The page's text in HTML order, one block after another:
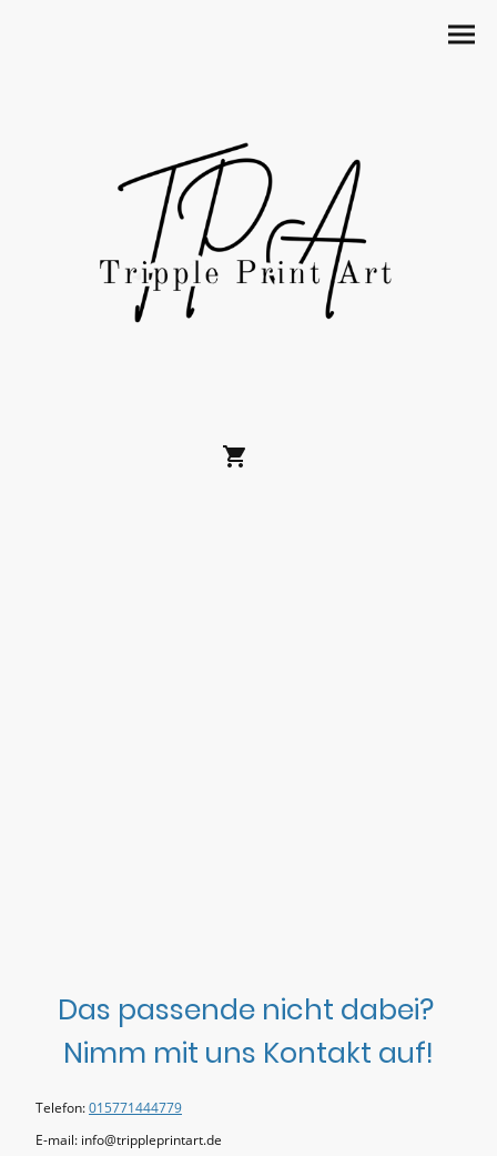
Das passende nicht dabei?
Nimm mit uns Kontakt auf!
Telefon:015771444779
E-mail: info@trippleprintart.de